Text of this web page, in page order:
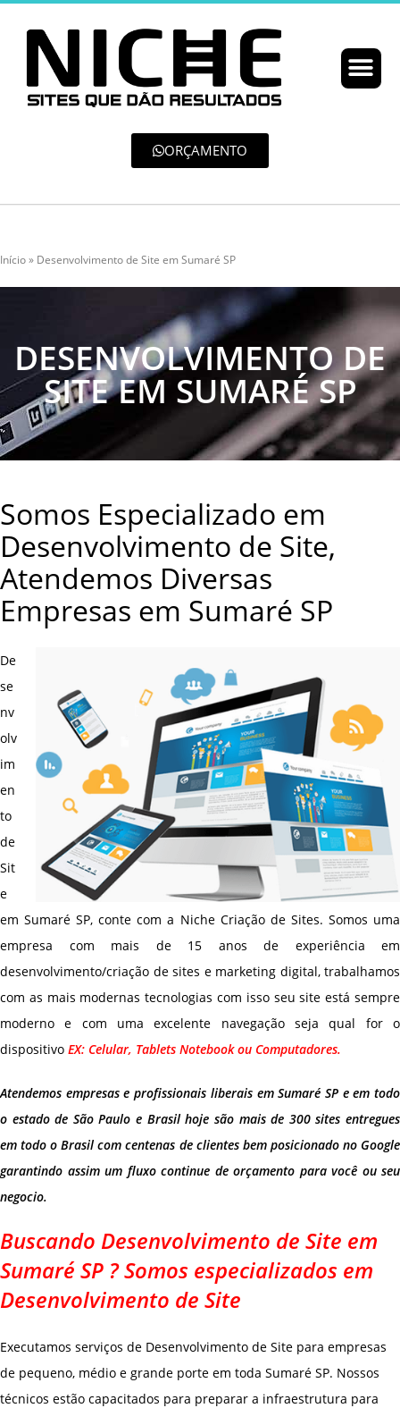
ORÇAMENTO
Início» Desenvolvimento de Site em Sumaré SP
DESENVOLVIMENTO DE
SITE EM SUMARÉ SP
Somos Especializado em
Desenvolvimento de Site,
Atendemos Diversas
Empresas em Sumaré SP
De
se
nv
olv
im
en
to
de
Sit
e
em Sumaré SP, conte com a Niche Criação de Sites. Somos uma
empresa com mais de 15 anos de experiência em
desenvolvimento/criação de sites e marketing digital, trabalhamos
com as mais modernas tecnologias com isso seu site está sempre
moderno e com uma excelente navegação seja qual for o
dispositivo EX: Celular, Tablets Notebook ou Computadores.
Atendemos empresas e profissionais liberais em Sumaré SP e em todo
o estado de São Paulo e Brasil hoje são mais de 300 sites entregues
em todo o Brasil com centenas de clientes bem posicionado no Google
garantindo assim um fluxo continue de orçamento para você ou seu
negocio.
Buscando Desenvolvimento de Site em
Sumaré SP ? Somos especializados em
Desenvolvimento de Site
Executamos serviços de Desenvolvimento de Site para empresas
de pequeno, médio e grande porte em toda Sumaré SP. Nossos
técnicos estão capacitados para preparar a infraestrutura para